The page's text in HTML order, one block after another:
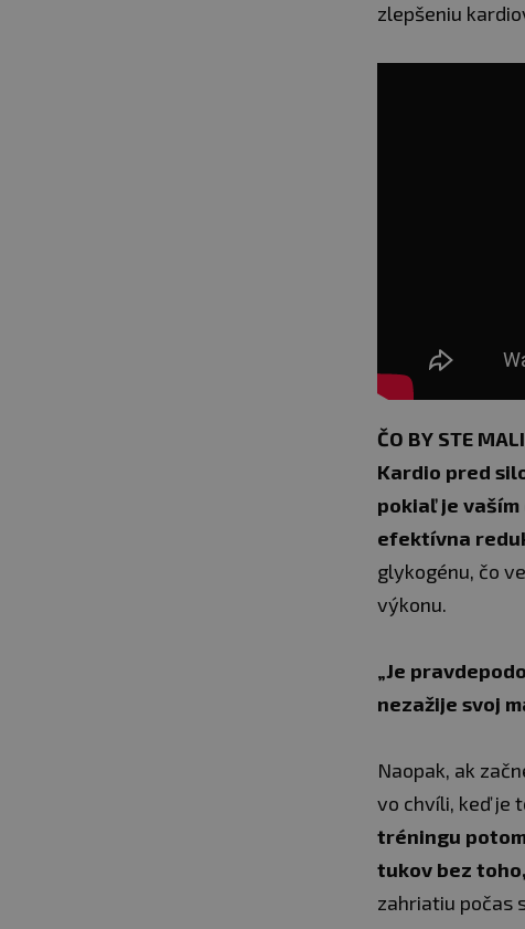
zlepšeniu
ČO BY STE
Kardio pred
pokiaľ je
efektívna
glykogénu, čo
výkonu.
„Je
nezažije svoj
Naopak, ak
vo chvíli, keď je
tréningu
tukov bez
zahriatiu počas